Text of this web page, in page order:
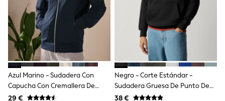
Raincoats
Waterproof
Shackets
Puddlesuits
Pramsuits
Gilets
Fleeces
Teddy Borg
Puffers
Snowsuits
Azul Marino - Sudadera Con
Capucha Con Cremallera De
Felpa Con Rizo Interior
29 €
Negro - Corte Estándar -
Sudadera Gruesa De Punto De
Alto Contenido En Algodón Con
38 €